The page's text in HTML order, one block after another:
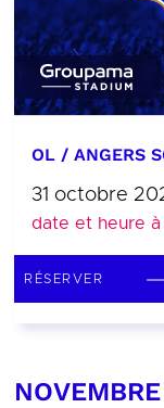
OL / ANGERS
31 octobre
date et heure
RÉSERVER